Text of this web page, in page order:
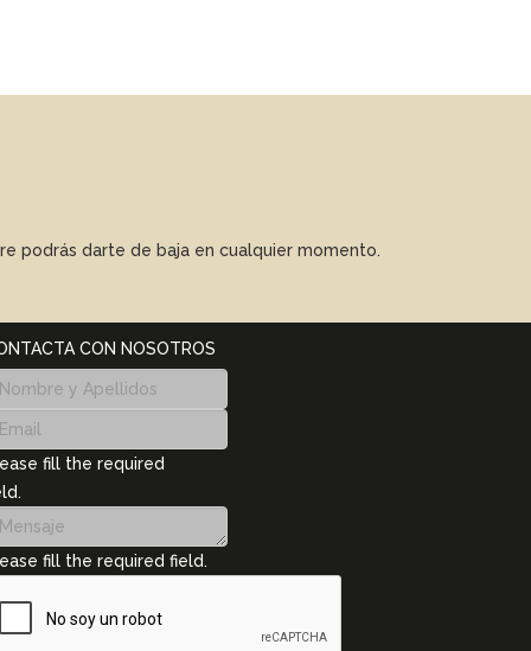
podrás darte de baja en cualquier momento.
CON NOSOTROS
fill the required
fill the required field.